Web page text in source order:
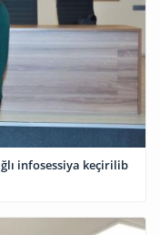
infosessiya keçirilib